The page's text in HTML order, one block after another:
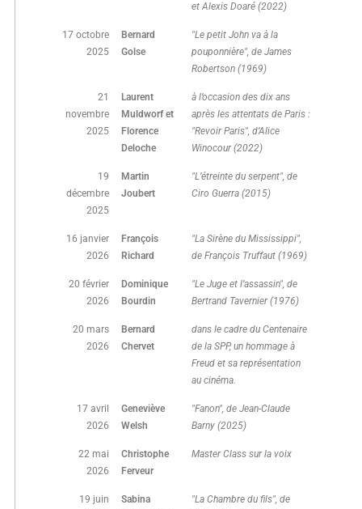
et Alexis Doaré (2022)
17 octobre
2025
Bernard
Golse
"Le petit John va à la
pouponnière", de James
Robertson (1969)
21
novembre
2025
Laurent
Muldworf et
Florence
Deloche
à l’occasion des dix ans
après les attentats de Paris :
"Revoir Paris", d’Alice
Winocour (2022)
19
décembre
2025
Martin
Joubert
"L’étreinte du serpent", de
Ciro Guerra (2015)
16 janvier
2026
François
Richard
"La Sirène du Mississippi",
de François Truffaut (1969)
20 février
2026
Dominique
Bourdin
"Le Juge et l’assassin", de
Bertrand Tavernier (1976)
20 mars
2026
Bernard
Chervet
dans le cadre du Centenaire
de la SPP, un hommage à
Freud et sa représentation
au cinéma.
17 avril
2026
Geneviève
Welsh
"Fanon", de Jean-Claude
Barny (2025)
22 mai
2026
Christophe
Ferveur
Master Class sur la voix
19 juin
Sabina
"La Chambre du fils", de